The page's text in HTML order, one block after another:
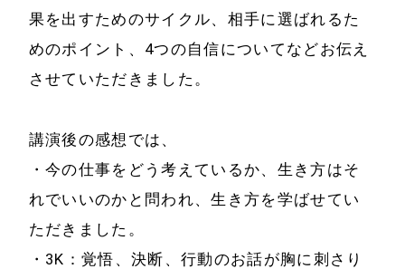
サービス
事例と実績
導入企業一覧
メディア掲載
書籍・DVD
会社概要
特定商取引法に基
お問い合わせ
果を出すためのサイクル、相手に選ばれるた
めのポイント、4つの自信についてなどお伝え
させていただきました。
講演後の感想では、
・今の仕事をどう考えているか、生き方はそ
れでいいのかと問われ、生き方を学ばせてい
ただきました。
・3K：覚悟、決断、行動のお話が胸に刺さり